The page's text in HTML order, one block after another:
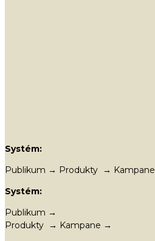
Systém:
Publikum → Produkty → Kampane
Systém:
Publikum →
Produkty → Kampane →